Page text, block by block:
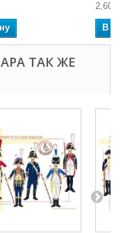
2,60 €
В
ТАК ЖЕ